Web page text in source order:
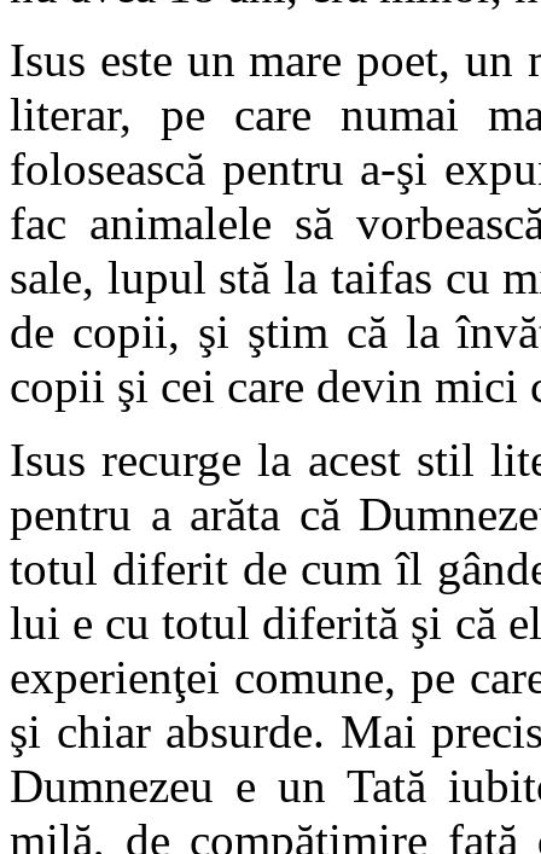
Isus este un mare poet,
literar, pe care numai
folosească pentru a-şi
fac animalele să
sale, lupul stă la taifas cu
de copii, şi ştim că la
copii şi cei care devin mici
Isus recurge la acest stil
pentru a arăta că
totul diferit de cum îl
lui e cu totul diferită şi că
experienţei comune, pe
şi chiar absurde. Mai
Dumnezeu e un Tată
milă, de compătimire